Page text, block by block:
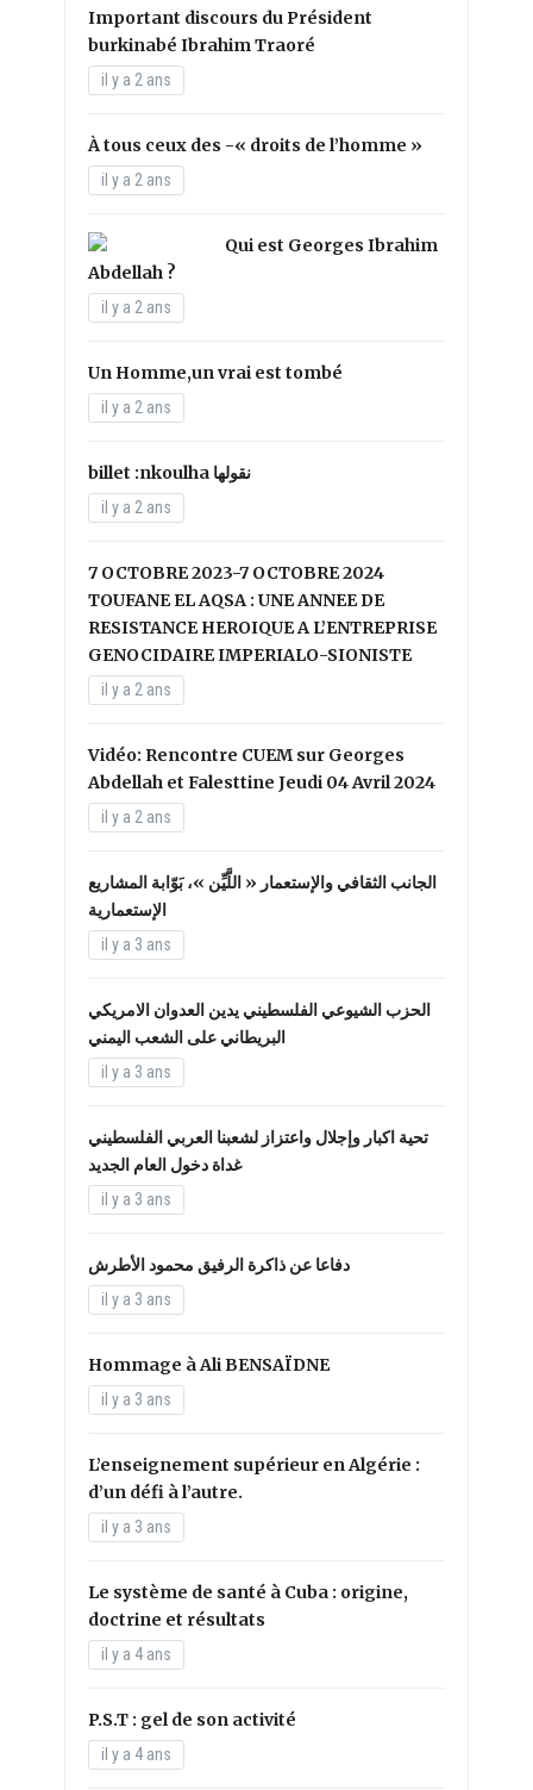
Important discours du Président
burkinabé Ibrahim Traoré
il y a 2 ans
À tous ceux des -« droits de l’homme »
il y a 2 ans
Qui est Georges Ibrahim
Abdellah ?
il y a 2 ans
Un Homme,un vrai est tombé
il y a 2 ans
il y a 2 ans
7 OCTOBRE 2023-7 OCTOBRE 2024
TOUFANE EL AQSA : UNE ANNEE DE
RESISTANCE HEROIQUE A L’ENTREPRISE
GENOCIDAIRE IMPERIALO-SIONISTE
il y a 2 ans
Vidéo: Rencontre CUEM sur Georges
Abdellah et Falesttine Jeudi 04 Avril 2024
il y a 2 ans
الجانب الثقافي والإستعمار « اللَّيِّن »، بَوّابة المشاريع
الإستعمارية
il y a 3 ans
الحزب الشيوعي الفلسطيني يدين العدوان الامريكي
البريطاني على الشعب اليمني
il y a 3 ans
تحية اكبار وإجلال واعتزاز لشعبنا العربي الفلسطيني
غداة دخول العام الجديد
il y a 3 ans
دفاعا عن ذاكرة الرفيق محمود الأطرش
il y a 3 ans
Hommage à Ali BENSAÏDNE
il y a 3 ans
L’enseignement supérieur en Algérie :
d’un défi à l’autre.
il y a 3 ans
Le système de santé à Cuba : origine,
doctrine et résultats
il y a 4 ans
P.S.T : gel de son activité
il y a 4 ans